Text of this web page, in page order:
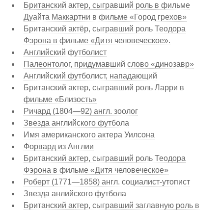
Британский актер, сыгравший роль в фильме
Дуайта Маккартни в фильме «Город грехов»
Британский актёр, сыгравший роль Теодора
Фэрона в фильме «Дитя человеческое».
Английский футболист
Палеонтолог, придумавший слово «динозавр»
Английский футболист, нападающий
Британский актер, сыгравший роль Ларри в
фильме «Близость»
Ричард (1804—92) англ. зоолог
Звезда английского футбола
Имя американского актера Уилсона
Форвард из Англии
Британский актер, сыгравший роль Теодора
Фэрона в фильме «Дитя человеческое»
Роберт (1771—1858) англ. социалист-утопист
Звезда анлийского футбола
Британский актер, сыгравший заглавную роль в